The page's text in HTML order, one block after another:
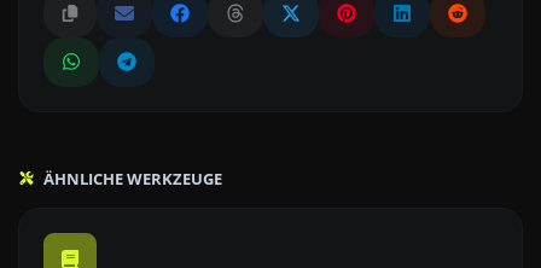
ÄHNLICHE WERKZEUGE